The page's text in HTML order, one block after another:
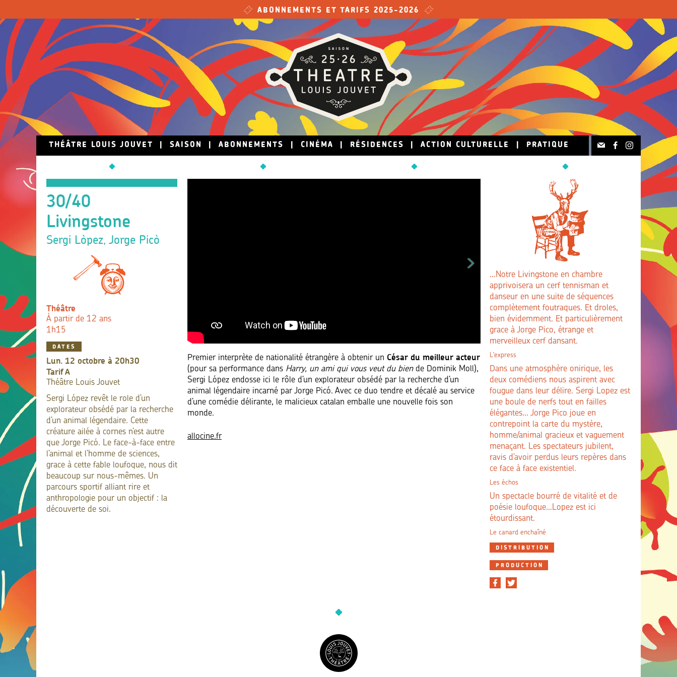
ABONNEMENTS ET TARIFS 2025-2026
THÉÂTRE LOUIS JOUVET SAISON ABONNEMENTS CINÉMA RÉSIDENCES ACTION CULTURELLE PRATIQUE
30/40
Livingstone
Sergi Lòpez, Jorge Picò
Théâtre
À partir de 12 ans
1h15
DATES
lun. 12 octobre à 20h30
TarifA
Théâtre Louis Jouvet
Sergi López revêt le role d’un
explorateur obsédé par la recherche
d’un animal légendaire. Cette
créature ailée à cornes n’est autre
que Jorge Picó. Le face-à-face entre
l’animal et l’homme de sciences,
grace à cette fable loufoque, nous dit
beaucoup sur nous-mêmes. Un
parcours sportif alliant rire et
anthropologie pour un objectif : la
découverte de soi.
Premier interprète de nationalité étrangère à obtenir un César du meilleur acteur
(pour sa performance dans Harry, un ami qui vous veut du bien de Dominik Moll),
Sergi López endosse ici le rôle d’un explorateur obsédé par la recherche d’un
animal légendaire incarné par Jorge Picó. Avec ce duo tendre et décalé au service
d’une comédie délirante, le malicieux catalan emballe une nouvelle fois son
monde.
allocine.fr
…Notre Livingstone en chambre
apprivoisera un cerf tennisman et
danseur en une suite de séquences
complètement foutraques. Et droles,
bien évidemment. Et particulièrement
grace à Jorge Pico, étrange et
merveilleux cerf dansant.
L'express
Dans une atmosphère onirique, les
deux comédiens nous aspirent avec
fougue dans leur délire. Sergi Lopez est
une boule de nerfs tout en failles
élégantes… Jorge Pico joue en
contrepoint la carte du mystère,
homme/animal gracieux et vaguement
menaçant. Les spectateurs jubilent,
ravis d’avoir perdus leurs repères dans
ce face à face existentiel.
Les échos
Un spectacle bourré de vitalité et de
poésie loufoque…Lopez est ici
étourdissant.
Le canard enchaîné
DISTRIBUTION
PRODUCTION